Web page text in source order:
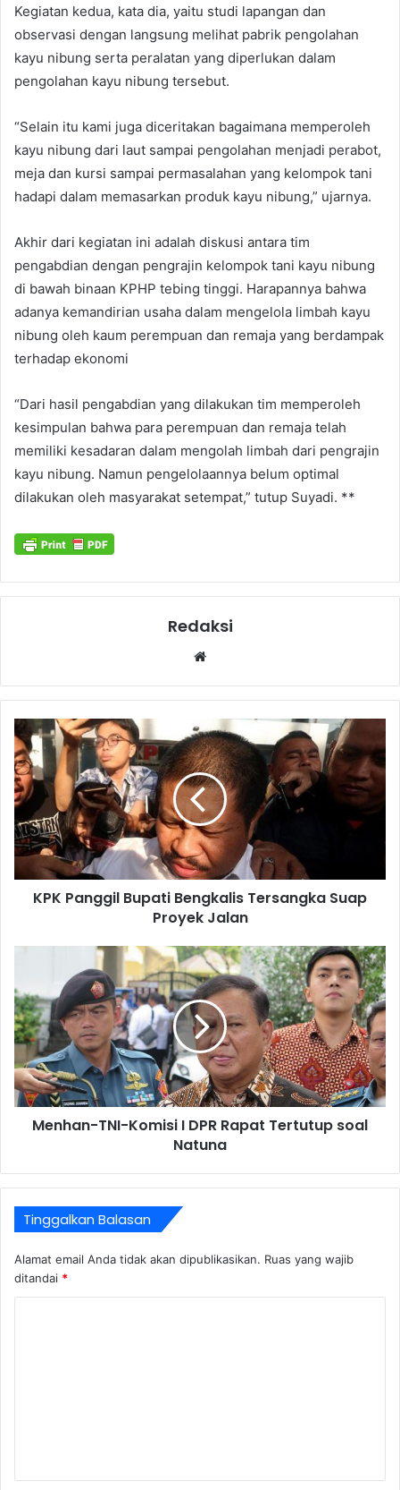
Kegiatan kedua, kata dia, yaitu studi lapangan dan
observasi dengan langsung melihat pabrik pengolahan
kayu nibung serta peralatan yang diperlukan dalam
pengolahan kayu nibung tersebut.
“Selain itu kami juga diceritakan bagaimana memperoleh
kayu nibung dari laut sampai pengolahan menjadi perabot,
meja dan kursi sampai permasalahan yang kelompok tani
hadapi dalam memasarkan produk kayu nibung,” ujarnya.
Akhir dari kegiatan ini adalah diskusi antara tim
pengabdian dengan pengrajin kelompok tani kayu nibung
di bawah binaan KPHP tebing tinggi. Harapannya bahwa
adanya kemandirian usaha dalam mengelola limbah kayu
nibung oleh kaum perempuan dan remaja yang berdampak
terhadap ekonomi
“Dari hasil pengabdian yang dilakukan tim memperoleh
kesimpulan bahwa para perempuan dan remaja telah
memiliki kesadaran dalam mengolah limbah dari pengrajin
kayu nibung. Namun pengelolaannya belum optimal
dilakukan oleh masyarakat setempat,” tutup Suyadi. **
Redaksi
KPK Panggil Bupati Bengkalis Tersangka Suap
Proyek Jalan
Menhan-TNI-Komisi I DPR Rapat Tertutup soal
Natuna
Tinggalkan Balasan
Alamat email Anda tidak akan dipublikasikan. Ruas yang wajib
ditandai *